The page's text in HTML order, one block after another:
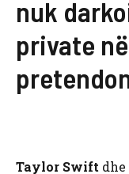
nuk
private në
Taylor Swift dhe